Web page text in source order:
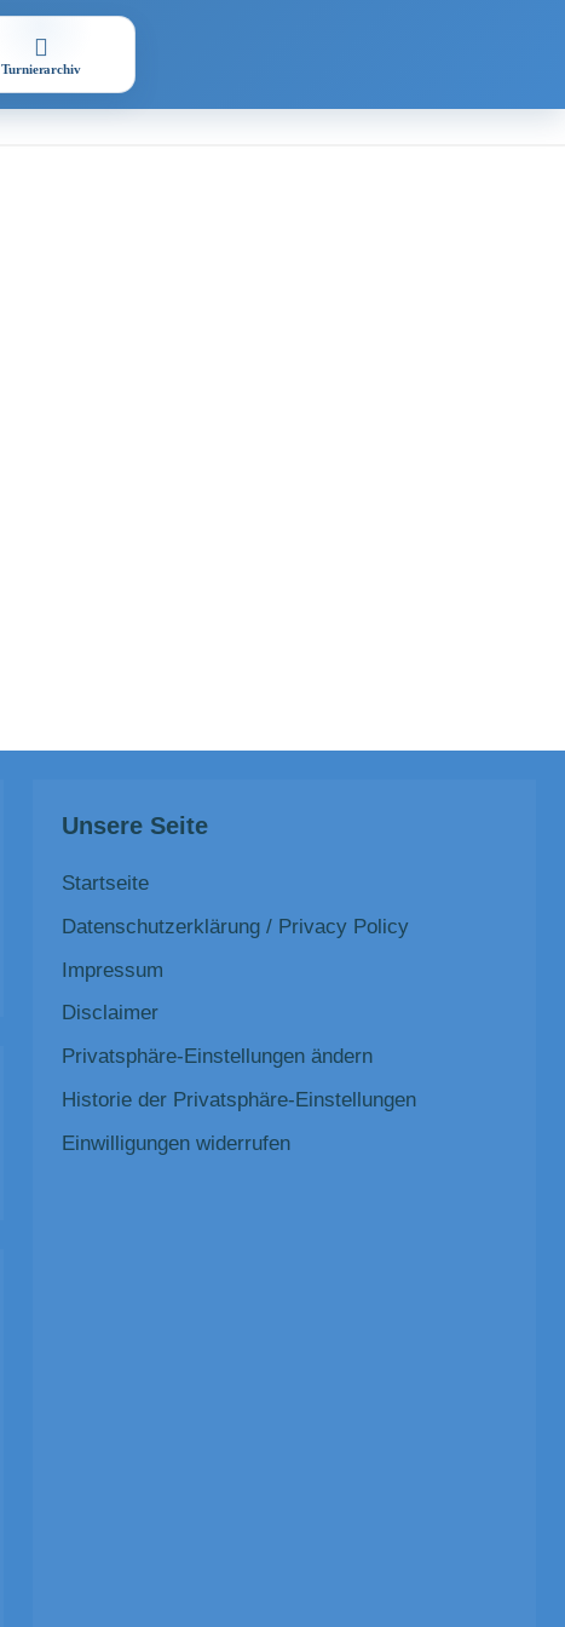
Turnierarchiv
Unsere Seite
Startseite
Datenschutzerklärung / Privacy Policy
Impressum
Disclaimer
Privatsphäre-Einstellungen ändern
Historie der Privatsphäre-Einstellungen
Einwilligungen widerrufen